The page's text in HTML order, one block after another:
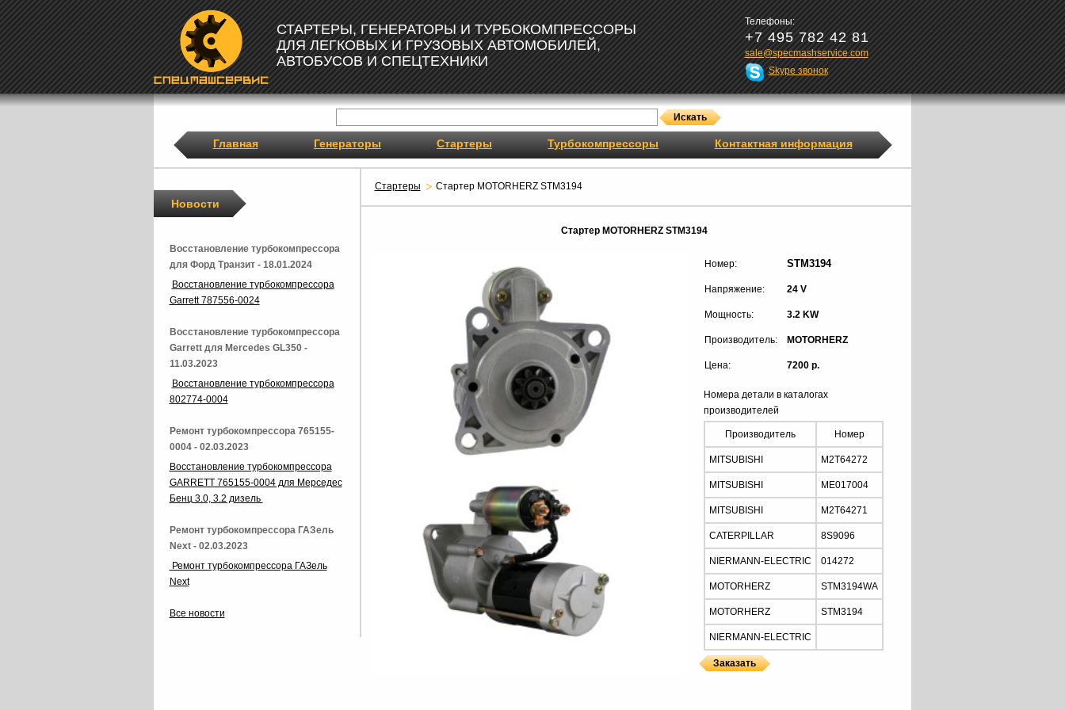
СТАРТЕРЫ, ГЕНЕРАТОРЫ И ТУРБОКОМПРЕССОРЫ
ДЛЯ ЛЕГКОВЫХ И ГРУЗОВЫХ АВТОМОБИЛЕЙ,
АВТОБУСОВ И СПЕЦТЕХНИКИ
Телефоны:
+7 495 782 42 81
sale@specmashservice.com
Skype звонок
Главная Генераторы Стартеры Турбокомпрессоры Контактная информация
Стартеры Стартер MOTORHERZ STM3194
Стартер MOTORHERZ STM3194
Номер: STM3194
Напряжение: 24 V
Мощность: 3.2 KW
Производитель: MOTORHERZ
Цена: 7200 р.
Номера детали в каталогах
производителей
Производитель Номер
MITSUBISHI M2T64272
MITSUBISHI ME017004
MITSUBISHI M2T64271
CATERPILLAR 8S9096
NIERMANN-ELECTRIC 014272
MOTORHERZ STM3194WA
MOTORHERZ STM3194
NIERMANN-ELECTRIC
Новости
Восстановление турбокомпрессора
для Форд Транзит - 18.01.2024
Восстановление турбокомпрессора
Garrett 787556-0024
Восстановление турбокомпрессора
Garrett для Mercedes GL350 -
11.03.2023
Восстановление турбокомпрессора
802774-0004
Ремонт турбокомпрессора 765155-
0004 - 02.03.2023
Восстановление турбокомпрессора
GARRETT 765155-0004 для Мерседес
Бенц 3.0, 3.2 дизель
Ремонт турбокомпрессора ГАЗель
Next - 02.03.2023
Ремонт турбокомпрессора ГАЗель
Next
Все новости